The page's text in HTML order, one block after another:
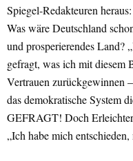
Spiegel-Redakteuren
Was wäre Deutschland
und prosperierendes Land?
gefragt, was ich mit diesem
Vertrauen zurückgewinnen
das demokratische System
GEFRAGT! Doch
„Ich habe mich